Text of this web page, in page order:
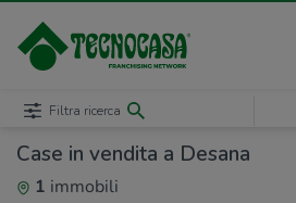
Case in vendita a Desana
1 immobili
Filtra ricerca